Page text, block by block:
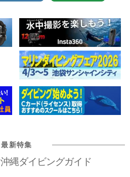
最新特集
沖縄ダイビングガイド